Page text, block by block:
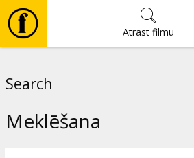
Atrast filmu
Search
Meklēšana